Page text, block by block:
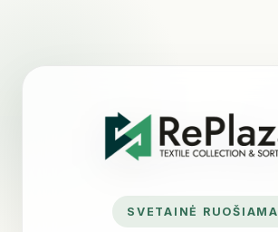
SVETAINĖ RUOŠIAMA